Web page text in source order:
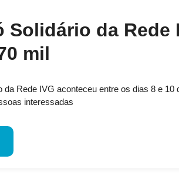
Solidário da Rede
mil
da Rede IVG aconteceu entre os dias 8 e 10
interessadas